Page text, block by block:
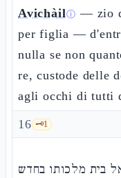
Avichàilⓘ — zio
per figlia —
nulla se non
re, custode delle
agli occhi di tutti
16 🗝️1
בית מלכותו בחדש